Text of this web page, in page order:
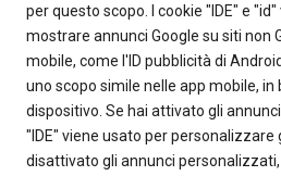
per questo scopo. I cookie "IDE" e
mostrare annunci Google su siti non
mobile, come l'ID pubblicità di
uno scopo simile nelle app mobile, in
dispositivo. Se hai attivato gli
"IDE" viene usato per personalizzare
disattivato gli annunci